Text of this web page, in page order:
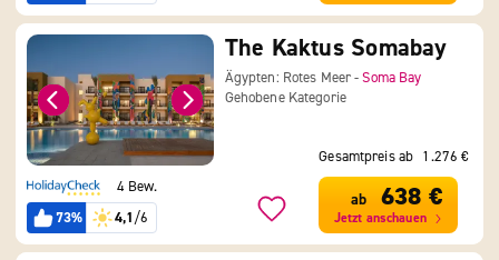
The Kaktus Somabay
Ägypten: Rotes Meer -Soma Bay
Gehobene Kategorie
4 Bew.
73%
4,1/6
Gesamtpreis ab 1.276 €
ab 638 €
Jetzt anschauen